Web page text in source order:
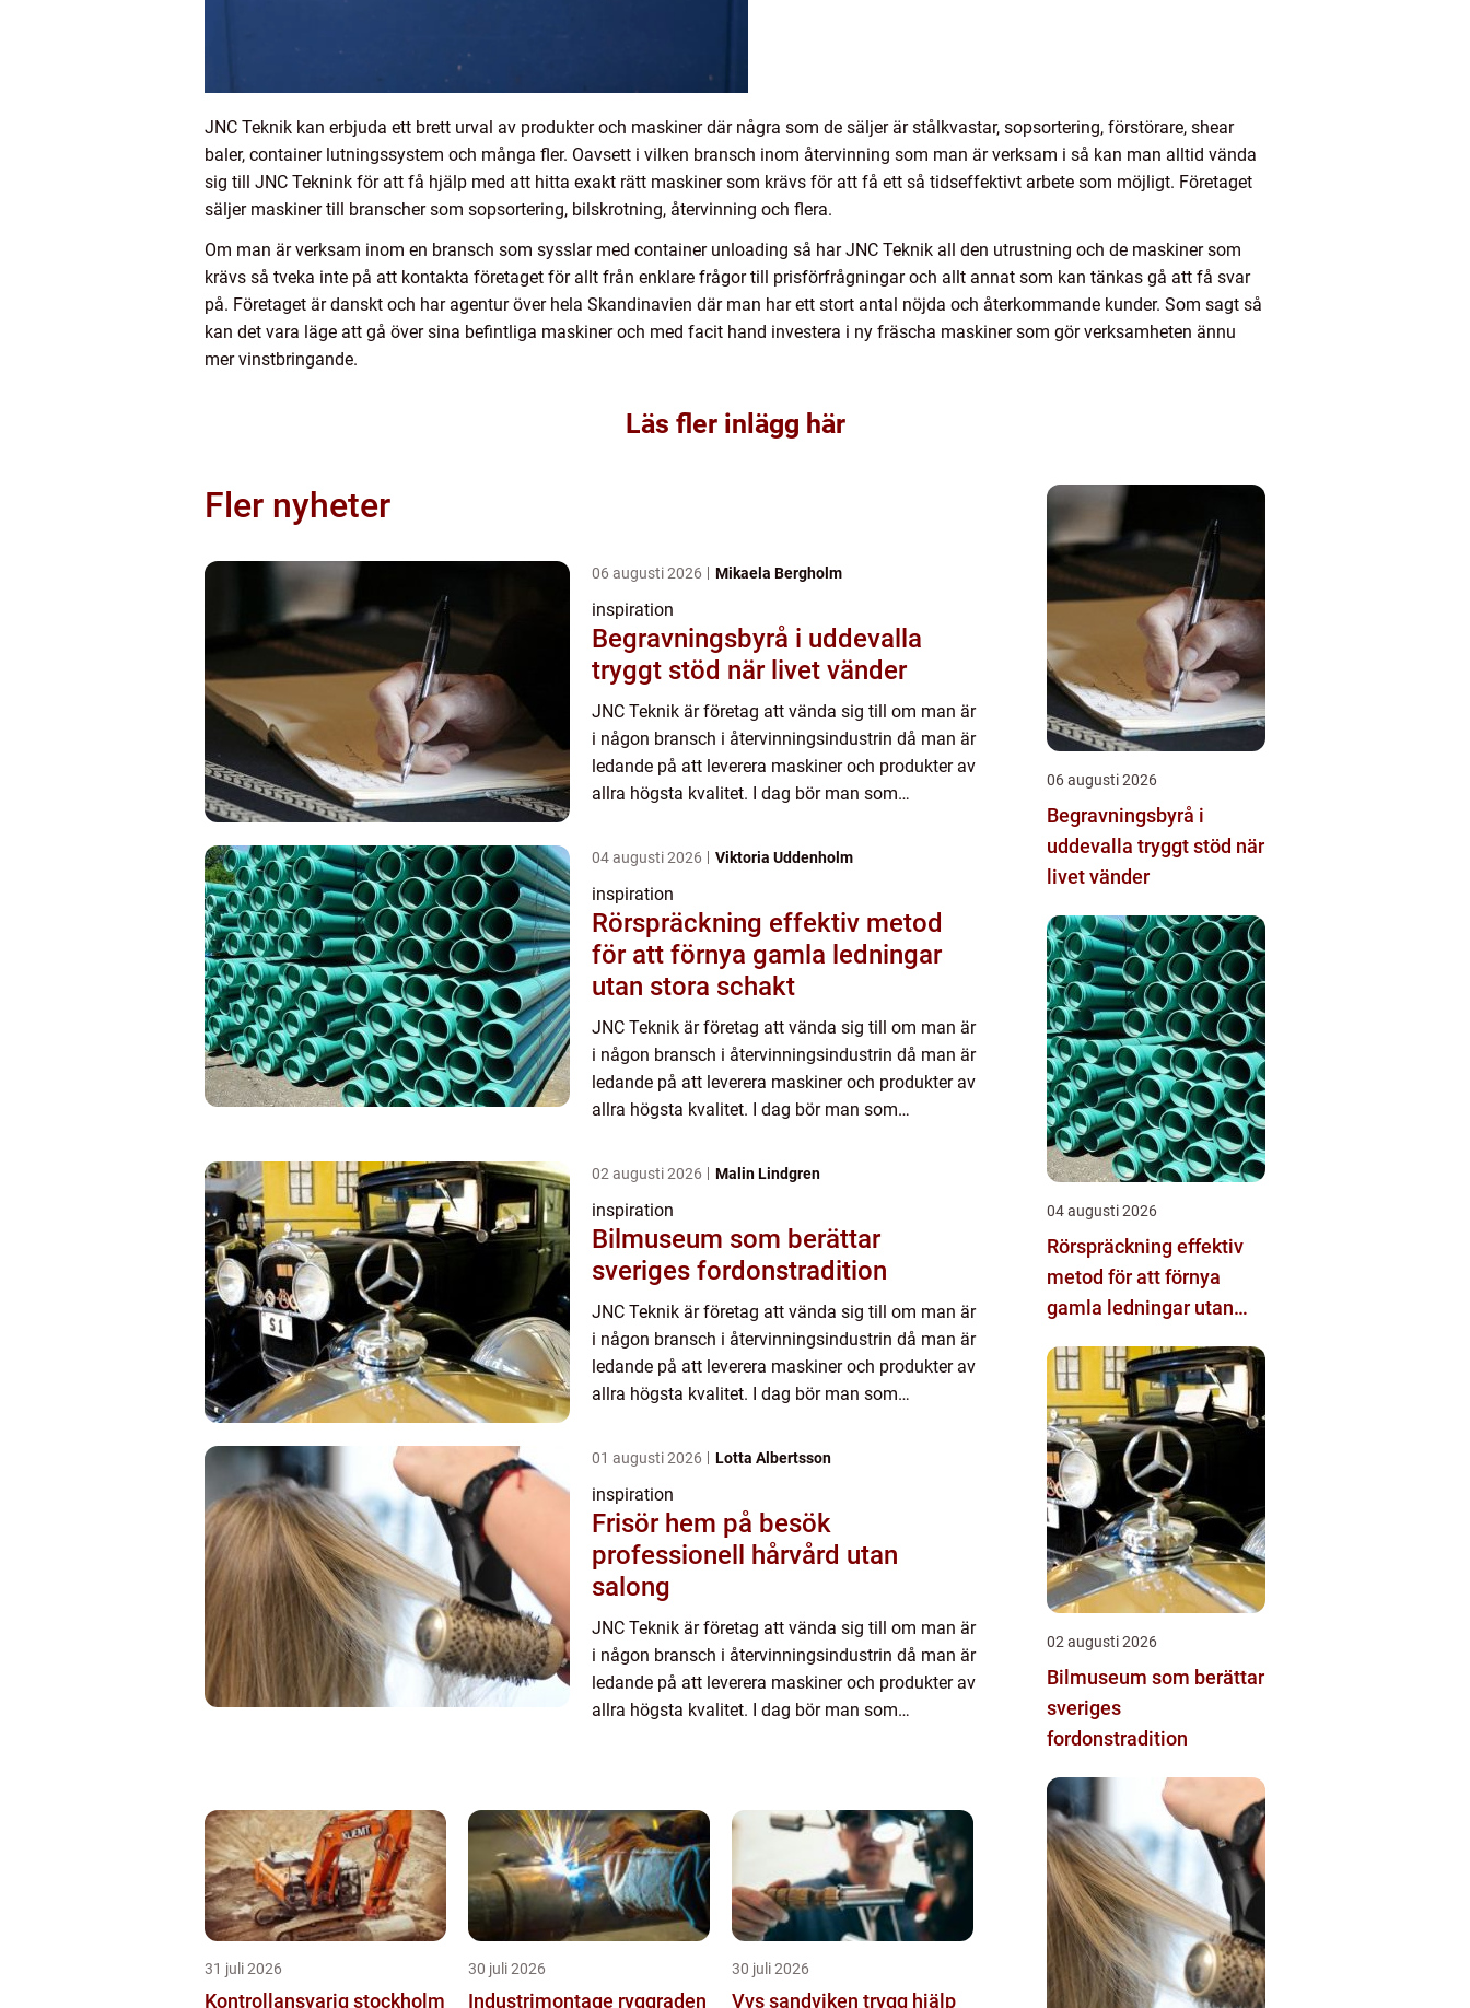
JNC Teknik kan erbjuda ett brett urval av produkter och maskiner där några som de säljer är stålkvastar, sopsortering, förstörare, shear
baler, container lutningssystem och många fler. Oavsett i vilken bransch inom återvinning som man är verksam i så kan man alltid vända
sig till JNC Teknink för att få hjälp med att hitta exakt rätt maskiner som krävs för att få ett så tidseffektivt arbete som möjligt. Företaget
säljer maskiner till branscher som sopsortering, bilskrotning, återvinning och flera.
Om man är verksam inom en bransch som sysslar med container unloading så har JNC Teknik all den utrustning och de maskiner som
krävs så tveka inte på att kontakta företaget för allt från enklare frågor till prisförfrågningar och allt annat som kan tänkas gå att få svar
på. Företaget är danskt och har agentur över hela Skandinavien där man har ett stort antal nöjda och återkommande kunder. Som sagt så
kan det vara läge att gå över sina befintliga maskiner och med facit hand investera i ny fräscha maskiner som gör verksamheten ännu
mer vinstbringande.
Läs fler inlägg här
Fler nyheter
06 augusti 2026 Mikaela Bergholm
inspiration
Begravningsbyrå i uddevalla
tryggt stöd när livet vänder
JNC Teknik är företag att vända sig till om man är
i någon bransch i återvinningsindustrin då man är
ledande på att leverera maskiner och produkter av
allra högsta kvalitet. I dag bör man som
gamla mask...
04 augusti 2026 Viktoria Uddenholm
inspiration
Rörspräckning effektiv metod
för att förnya gamla ledningar
utan stora schakt
JNC Teknik är företag att vända sig till om man är
i någon bransch i återvinningsindustrin då man är
ledande på att leverera maskiner och produkter av
allra högsta kvalitet. I dag bör man som
gamla mask...
02 augusti 2026 Malin Lindgren
inspiration
Bilmuseum som berättar
sveriges fordonstradition
JNC Teknik är företag att vända sig till om man är
i någon bransch i återvinningsindustrin då man är
ledande på att leverera maskiner och produkter av
allra högsta kvalitet. I dag bör man som
gamla mask...
01 augusti 2026 Lotta Albertsson
inspiration
Frisör hem på besök
professionell hårvård utan
salong
JNC Teknik är företag att vända sig till om man är
i någon bransch i återvinningsindustrin då man är
ledande på att leverera maskiner och produkter av
allra högsta kvalitet. I dag bör man som
31 juli 2026
Kontrollansvarig stockholm
30 juli 2026
Industrimontage ryggraden
30 juli 2026
Vvs sandviken trygg hjälp
06 augusti 2026
Begravningsbyrå i
uddevalla tryggt stöd när
livet vänder
04 augusti 2026
Rörspräckning effektiv
metod för att förnya
gamla ledningar utan
02 augusti 2026
Bilmuseum som berättar
sveriges
fordonstradition